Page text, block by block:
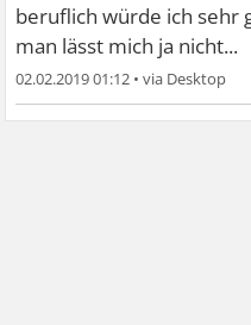
beruflich würde ich sehr
man lässt mich ja nicht...
02.02.2019 01:12 •